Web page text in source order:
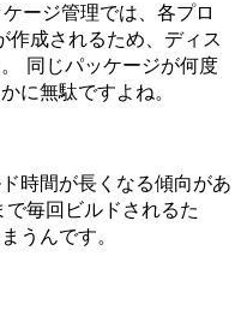
ージ管理では、各プロ
成されるため、ディス
同じパッケージが何度
に無駄ですよね。
時間が長くなる傾向があ
毎回ビルドされるた
うんです。